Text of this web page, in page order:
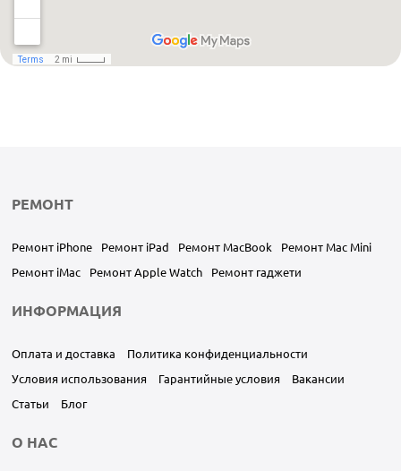
РЕМОНТ
Ремонт iPhone Ремонт iPad Ремонт MacBook
Ремонт Mac Mini
Ремонт iMac
Ремонт Apple Watch Ремонт гаджети
ИНФОРМАЦИЯ
Оплата и доставка
Политика конфиденциальности
Условия использования
Гарантийные условия
Вакансии
Статьи
Блог
О НАС